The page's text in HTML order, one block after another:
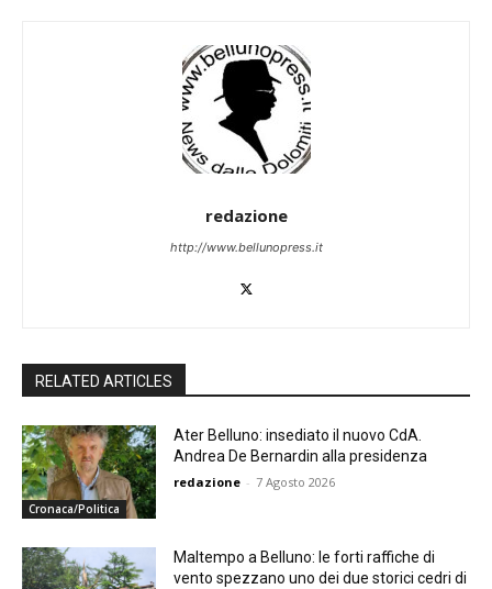
redazione
http://www.bellunopress.it
RELATED ARTICLES
Cronaca/Politica
Ater Belluno: insediato il nuovo CdA.
Andrea De Bernardin alla presidenza
redazione - 7 Agosto 2026
Maltempo a Belluno: le forti raffiche di
vento spezzano uno dei due storici cedri di